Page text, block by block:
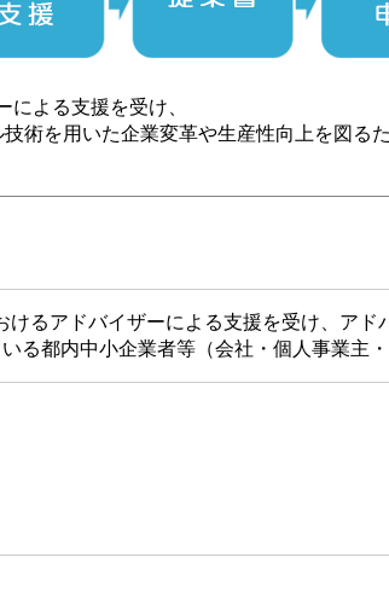
による支援を受け、
術を用いた企業変革や生産性向上を図る
るアドバイザーによる支援を受け、アド
る都内中小企業者等（会社・個人事業主